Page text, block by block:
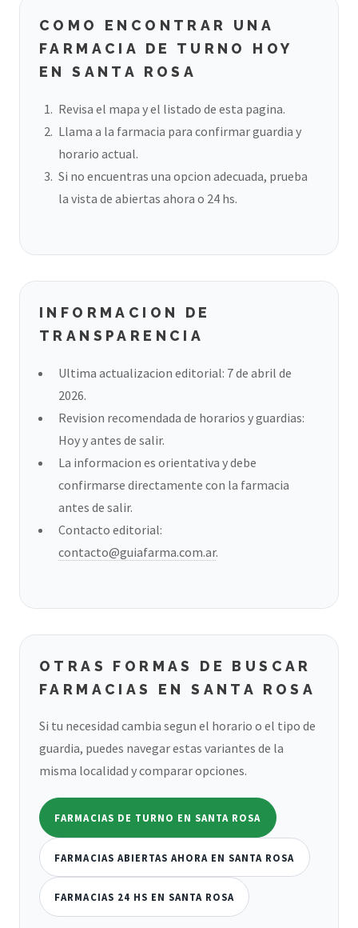
COMO ENCONTRAR UNA
FARMACIA DE TURNO HOY
EN SANTA ROSA
Revisa el mapa y el listado de esta pagina.
Llama a la farmacia para confirmar guardia y
horario actual.
Si no encuentras una opcion adecuada, prueba
la vista de abiertas ahora o 24 hs.
INFORMACION DE
TRANSPARENCIA
Ultima actualizacion editorial: 7 de abril de
2026.
Revision recomendada de horarios y guardias:
Hoy y antes de salir.
La informacion es orientativa y debe
confirmarse directamente con la farmacia
antes de salir.
Contacto editorial:
contacto@guiafarma.com.ar.
OTRAS FORMAS DE BUSCAR
FARMACIAS EN SANTA ROSA
Si tu necesidad cambia segun el horario o el tipo de
guardia, puedes navegar estas variantes de la
misma localidad y comparar opciones.
FARMACIAS DE TURNO EN SANTA ROSA
FARMACIAS ABIERTAS AHORA EN SANTA ROSA
FARMACIAS 24 HS EN SANTA ROSA